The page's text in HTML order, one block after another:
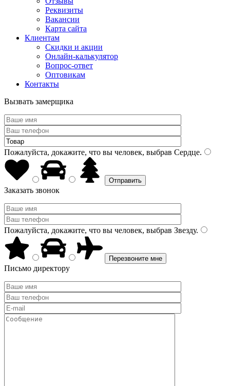
Реквизиты
Вакансии
Карта сайта
Клиентам
Скидки и акции
Онлайн-калькулятор
Вопрос-ответ
Оптовикам
Контакты
Вызвать замерщика
Пожалуйста, докажите, что вы человек, выбрав Сердце.
Заказать звонок
Пожалуйста, докажите, что вы человек, выбрав Звезду.
Письмо директору